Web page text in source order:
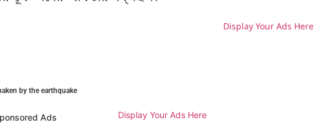
Display Your Ads Here
by the earthquake
Ads Display Your Ads Here